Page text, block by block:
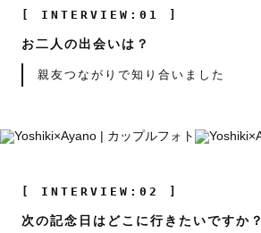
[ INTERVIEW:01 ]
お二人の出会いは？
親友つながりで知り合いました
[ INTERVIEW:02 ]
次の記念日はどこに行きたいですか？